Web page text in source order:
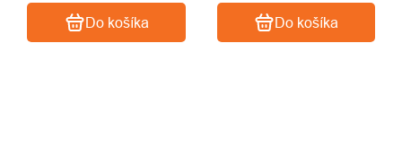
Do košíka Do košíka